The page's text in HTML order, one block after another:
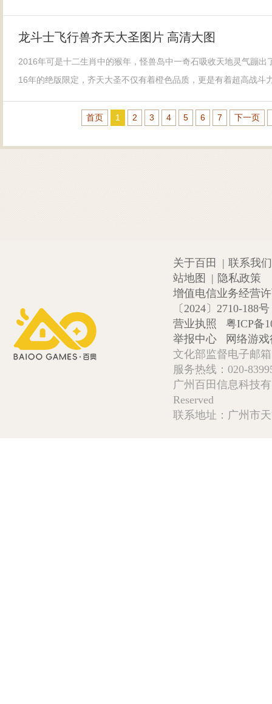
龙斗士飞行兽齐天大圣图片 高清大图
2016年可是十二生肖中的猴年，怪兽岛中一奇石吸收天地灵气蹦出
16年的绝版限定，齐天大圣不仅有着橙色品质，更是有着超高战斗
首页 1 2 3 4 5 6 7 下一页
关于百田 | 联系我们
站地图
| 隐私政策
增值电信业务经营
〔2024〕2710-188号
营业执照
粤ICP备
举报中心
网络游
文化部监督电子邮
服务热线：020-
广州百田信息科技
Reserved
联系地址：广州市